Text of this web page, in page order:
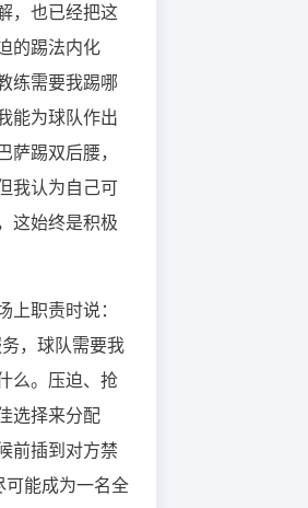
，也已经把这
的踢法内化
练需要我踢哪
能为球队作出
萨踢双后腰，
我认为自己可
这始终是积极
上职责时说：
，球队需要我
么。压迫、抢
选择来分配
前插到对方禁
能成为一名全